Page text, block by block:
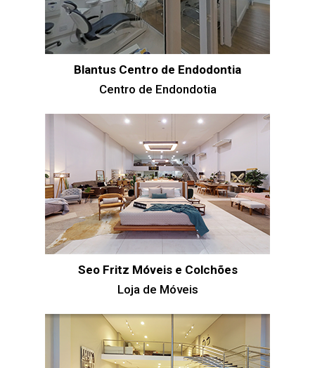
Blantus Centro de Endodontia
Centro de Endondotia
Seo Fritz Móveis e Colchões
Loja de Móveis